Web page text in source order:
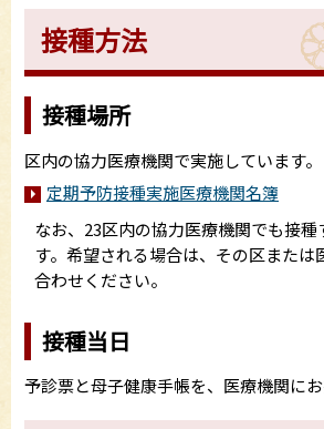
接種方法
接種場所
区内の協力医療機関で実施しています。
定期予防接種実施医療機関名簿
なお、23区内の協力医療機関でも接種
す。希望される場合は、その区または
合わせください。
接種当日
予診票と母子健康手帳を、医療機関にお